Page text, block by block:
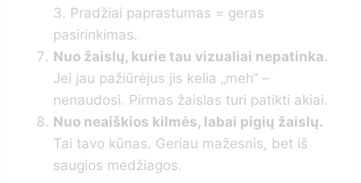
3. Pradžiai paprastumas = geras
pasirinkimas.
Nuo žaislų, kurie tau vizualiai nepatinka.
Jei jau pažiūrėjus jis kelia „meh“ –
nenaudosi. Pirmas žaislas turi patikti akiai.
Nuo neaiškios kilmės, labai pigių žaislų.
Tai tavo kūnas. Geriau mažesnis, bet iš
saugios medžiagos.